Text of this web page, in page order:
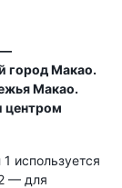
—
город Макао.
Макао.
центром
используется
— для